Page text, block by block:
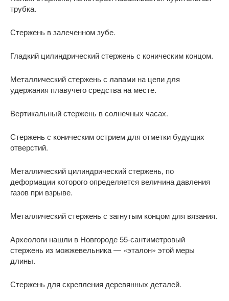
трубка.
Стержень в залеченном зубе.
Гладкий цилиндрический стержень с коническим концом.
Металлический стержень с лапами на цепи для
удержания плавучего средства на месте.
Вертикальный стержень в солнечных часах.
Стержень с коническим острием для отметки будущих
отверстий.
Металлический цилиндрический стержень, по
деформации которого определяется величина давления
газов при взрыве.
Металлический стержень с загнутым концом для вязания.
Археологи нашли в Новгороде 55-сантиметровый
стержень из можжевельника — «эталон» этой меры
длины.
Стержень для скрепления деревянных деталей.